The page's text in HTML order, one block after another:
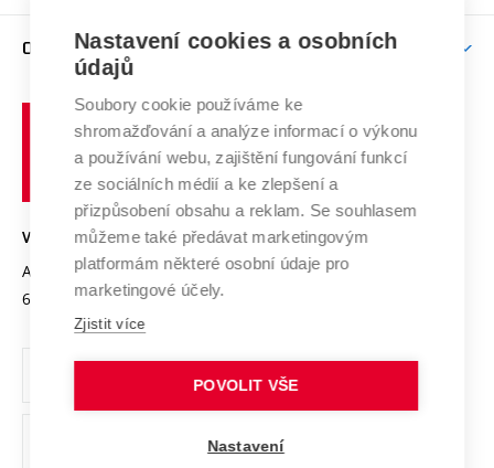
E-přihláška
Závěrečné práce
Doktorské studium
Studium bez bariér
Podpora podnikání
Mezinárodní vědecká rada
Systém zajišťování kvality výzkumu
Výzkumné infrastruktury
Transfer znalostí
Open Science
Projekty
Projekty ze strukturálních fondů
Specifický výzkum
Firemní spolupráce
Zahraniční spolupráce
Spolupráce se školami
Mezinárodní dohody
Univerzitní sítě
O UNIVERZITĚ
Profil univerzity
Udržitelná univerzita
Podnikavá univerzita / ContriBUTe
Bezpečná univerzita
Vyznamenání
Organizační struktura
Ochrana osobních údajů
odkaz)
učení
technické
Brně
VYSOKÉ UČENÍ TECHNICKÉ V BRNĚ
Antonínská 548/1
602 00 Brno
www.vut.cz
vut@vutbr.cz
Nastavení cookies a osobních
údajů
Soubory cookie používáme ke
shromažďování a analýze informací o výkonu
a používání webu, zajištění fungování funkcí
ze sociálních médií a ke zlepšení a
přizpůsobení obsahu a reklam. Se souhlasem
můžeme také předávat marketingovým
platformám některé osobní údaje pro
marketingové účely.
Zjistit více
POVOLIT VŠE
Nastavení